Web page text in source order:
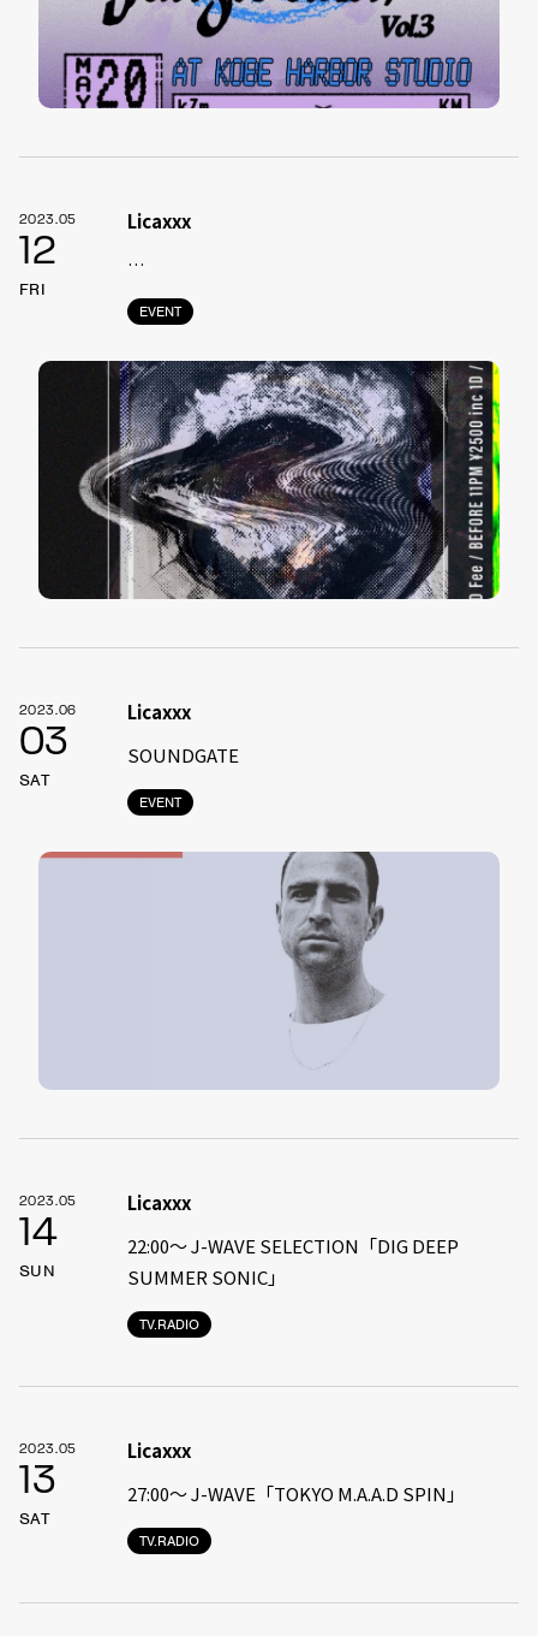
2023.05
12
FRI
EVENT
Licaxxx
…
2023.06
03
SAT
EVENT
Licaxxx
SOUNDGATE
2023.05
14
SUN
TV.RADIO
Licaxxx
22:00〜 J-WAVE SELECTION「DIG DEEP
SUMMER SONIC」
2023.05
13
SAT
TV.RADIO
Licaxxx
27:00〜 J-WAVE「TOKYO M.A.A.D SPIN」